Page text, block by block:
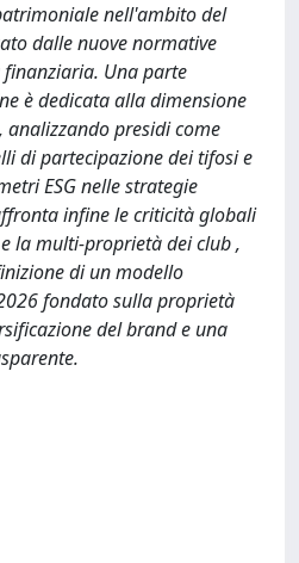
nell'ambito del
dalle nuove normative
finanziaria. Una parte
è dedicata alla dimensione
analizzando presidi come
di partecipazione dei tifosi e
ESG nelle strategie
infine le criticità globali
la multi-proprietà dei club ,
di un modello
fondato sulla proprietà
del brand e una